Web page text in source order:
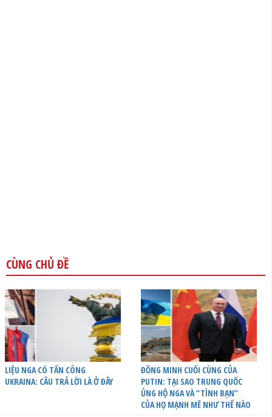
CÙNG CHỦ ĐỀ
LIỆU NGA CÓ TẤN CÔNG
UKRAINA: CÂU TRẢ LỜI LÀ Ở ĐÂY
ĐỒNG MINH CUỐI CÙNG CỦA
PUTIN: TẠI SAO TRUNG QUỐC
ỦNG HỘ NGA VÀ “TÌNH BẠN”
CỦA HỌ MẠNH MẼ NHƯ THẾ NÀO